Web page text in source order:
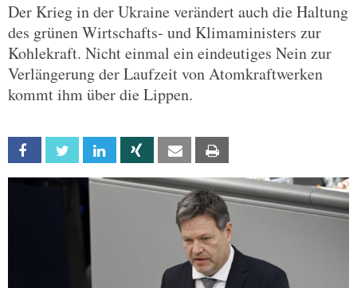
Der Krieg in der Ukraine verändert auch die Haltung
des grünen Wirtschafts- und Klimaministers zur
Kohlekraft. Nicht einmal ein eindeutiges Nein zur
Verlängerung der Laufzeit von Atomkraftwerken
kommt ihm über die Lippen.
Facebook Twitter Linkedin Xing Email